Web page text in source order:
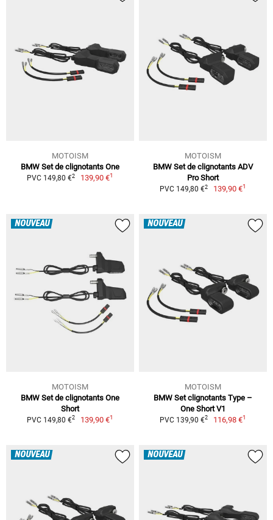
MOTOISM
BMW Set de clignotants One
PVC 149,80 €2 139,90 €1
MOTOISM
BMW Set de clignotants ADV
Pro Short
PVC 149,80 €2 139,90 €1
NOUVEAU
MOTOISM
BMW Set de clignotants One
Short
PVC 149,80 €2 139,90 €1
NOUVEAU
MOTOISM
BMW Set clignotants Type –
One Short V1
PVC 139,90 €2 116,98 €1
NOUVEAU NOUVEAU